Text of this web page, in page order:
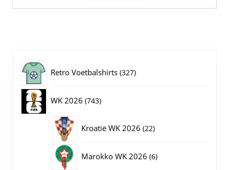
Retro Voetbalshirts 327327
WK 2026 743743
Kroatië WK 2026 2222
Marokko WK 2026 66